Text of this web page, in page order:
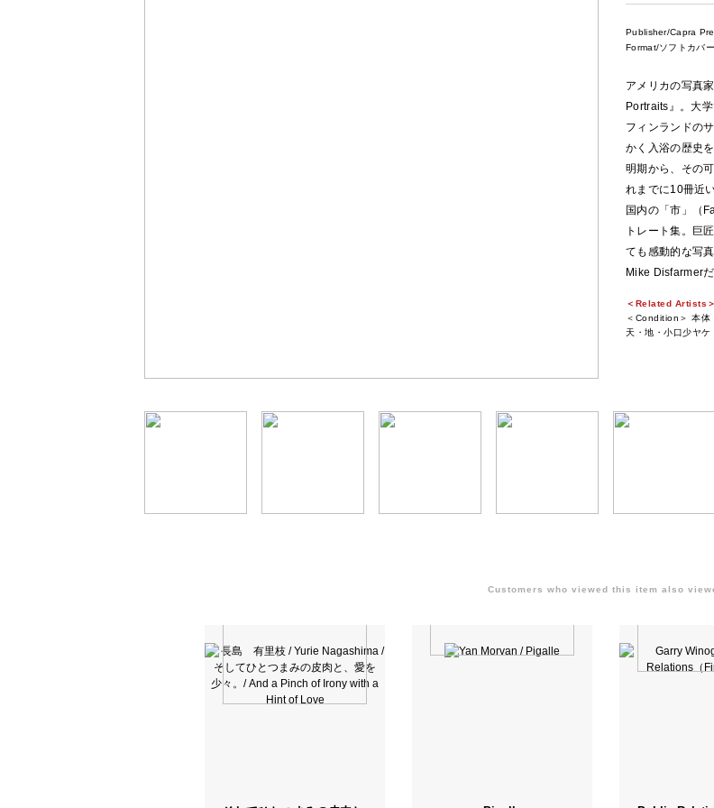
Publisher/Capra
Format/ソフトカ
アメリカの写真
Portraits』。大
フィンランドの
かく入浴の歴史
明期から、その
れまでに10冊近
国内の「市」（
トレート集。巨
ても感動的な写
Mike Disfarmerだ
＜Related Artists＞
＜Condition＞ 本体
天・地・小口少ヤケ
Customers who viewed this item also